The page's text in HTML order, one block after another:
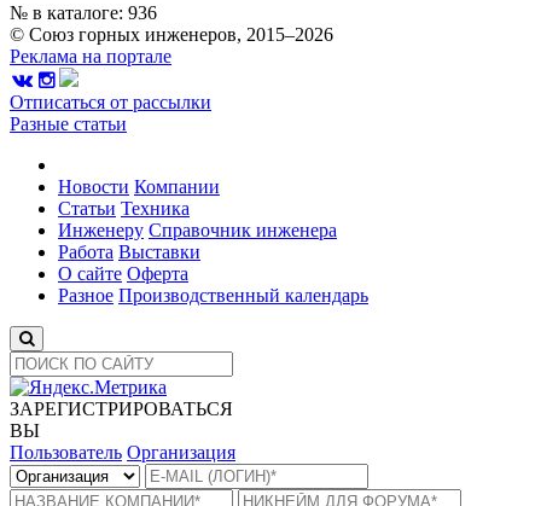
№ в каталоге: 936
© Союз горных инженеров, 2015–2026
Реклама на портале
Отписаться от рассылки
Разные статьи
Новости Компании
Статьи Техника
Инженеру Справочник инженера
Работа Выставки
О сайте Оферта
Разное Производственный календарь
ЗАРЕГИСТРИРОВАТЬСЯ
ВЫ
Пользователь Организация